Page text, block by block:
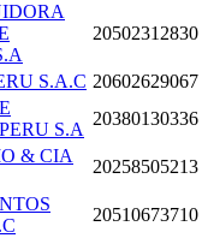
20502312830
S.A.C 20602629067
S.A
20380130336
& CIA
20258505213
20510673710